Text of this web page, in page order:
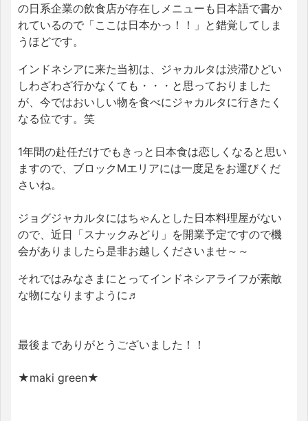
の日系企業の飲食店が存在しメニューも日本語で書か
れているので「ここは日本かっ！！」と錯覚してしま
うほどです。
インドネシアに来た当初は、ジャカルタは渋滞ひどい
しわざわざ行かなくても・・・と思っておりました
が、今ではおいしい物を食べにジャカルタに行きたく
なる位です。笑
1年間の赴任だけでもきっと日本食は恋しくなると思い
ますので、ブロックMエリアには一度足をお運びくだ
さいね。
ジョグジャカルタにはちゃんとした日本料理屋がない
ので、近日「スナックみどり」を開業予定ですので機
会がありましたら是非お越しくださいませ～～
それではみなさまにとってインドネシアライフが素敵
な物になりますように♬
最後までありがとうございました！！
★maki green★